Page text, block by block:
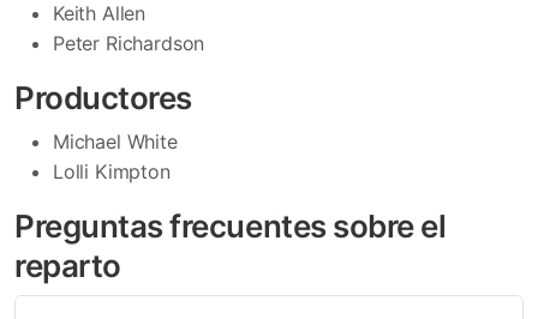
Keith Allen
Peter Richardson
Productores
Michael White
Lolli Kimpton
Preguntas frecuentes sobre el
reparto